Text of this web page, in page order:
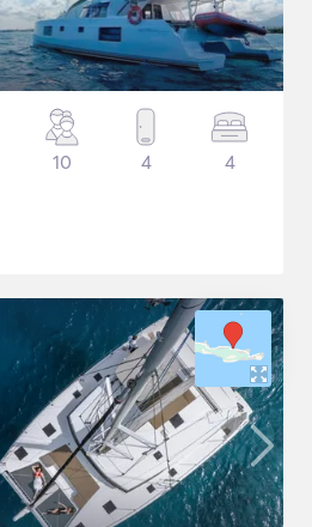
10 4 4